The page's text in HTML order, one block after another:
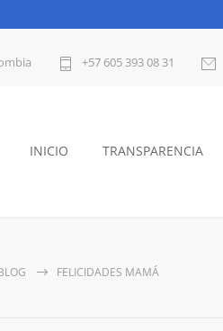
+57 605 393 08 31
INICIO TRANSPARENCIA
FELICIDADES MAMÁ